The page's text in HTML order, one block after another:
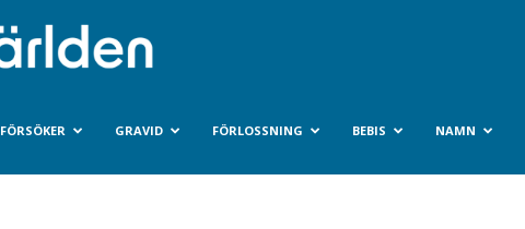
FÖRSÖKER GRAVID FÖRLOSSNING BEBIS NAMN